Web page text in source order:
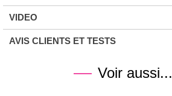
VIDEO
AVIS CLIENTS ET TESTS
Voir aussi...